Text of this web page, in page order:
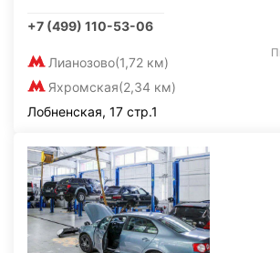
+7 (499) 110-53-06
Лианозово(1,72 км)
Яхромская(2,34 км)
Лобненская, 17 стр.1